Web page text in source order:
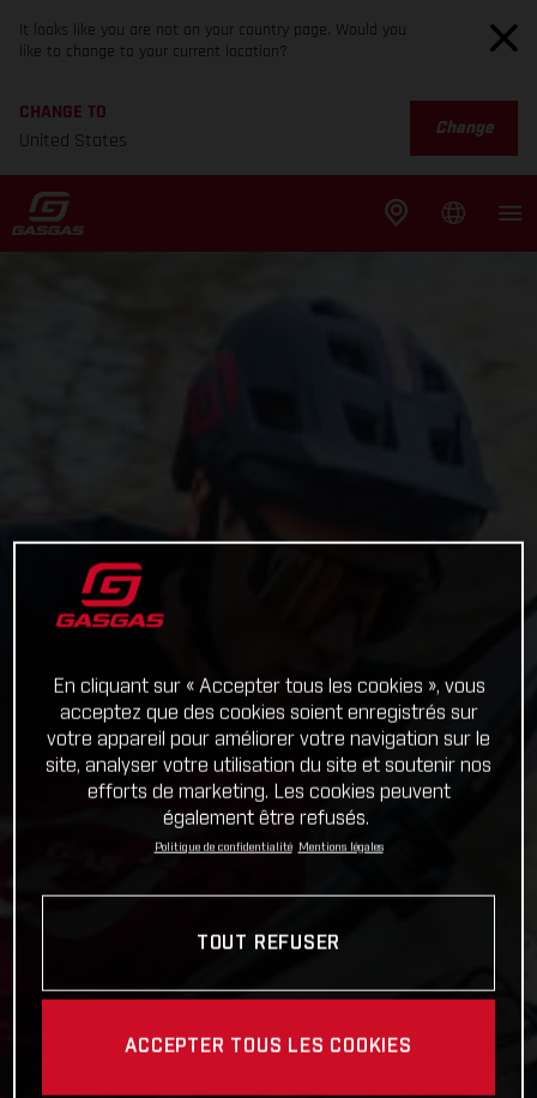
It looks like you are not on your country page. Would you
like to change to your current location?
CHANGE TO
United States
Change
En cliquant sur « Accepter tous les cookies », vous
acceptez que des cookies soient enregistrés sur
votre appareil pour améliorer votre navigation sur le
site, analyser votre utilisation du site et soutenir nos
efforts de marketing. Les cookies peuvent
également être refusés.
Politique de confidentialité Mentions légales
TOUT REFUSER
ACCEPTER TOUS LES COOKIES